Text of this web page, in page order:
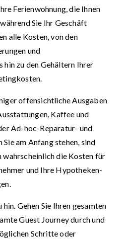
Ferienwohnung, die Ihnen
Sie Ihr Geschäft
alle Kosten, von den
und
hin zu den Gehältern Ihrer
offensichtliche Ausgaben
Kaffee und
Ad-hoc-Reparatur- und
am Anfang stehen, sind
die Kosten für
und Ihre Hypotheken-
hin. Gehen Sie Ihren gesamten
Guest Journey durch und
Schritte oder